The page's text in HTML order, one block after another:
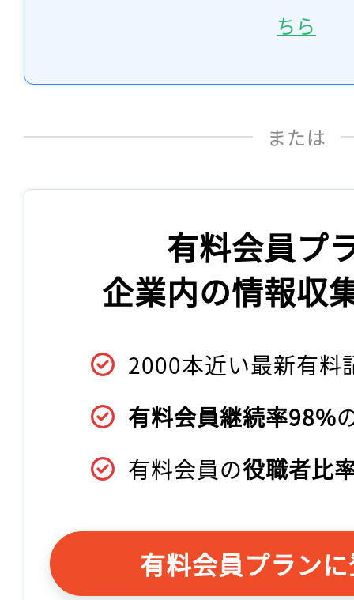
ちら
または
有料会員プ
企業内の情報収
2000本近い最新有料
有料会員継続率98%
有料会員の役職者比
有料会員プラン